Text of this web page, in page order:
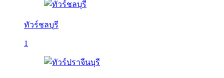
ทัวร์ชลบุรี
1